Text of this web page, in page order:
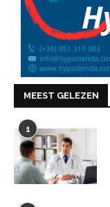
MEEST GELEZEN
1